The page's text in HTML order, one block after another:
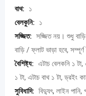
বাথ:
১
বেলকুনি:
১
সজ্জিত: সজ্জিত নয়। শুধু
বাড়ি / ফ্লাট ভাড়া হবে,
বৈশিষ্ট্য: এটাচ বেলকনি ১ টা,
১ টা, এটাচ বাথ ১ টা, ড্রইং
সুবিধাদি: বিদ্যুৎ, লাইন পানি,